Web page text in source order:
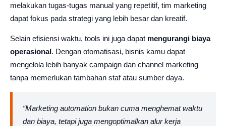
melakukan tugas-tugas manual yang repetitif, tim marketing
dapat fokus pada strategi yang lebih besar dan kreatif.
Selain efisiensi waktu, tools ini juga dapat mengurangi biaya
operasional. Dengan otomatisasi, bisnis kamu dapat
mengelola lebih banyak campaign dan channel marketing
tanpa memerlukan tambahan staf atau sumber daya.
“Marketing automation bukan cuma menghemat waktu
dan biaya, tetapi juga mengoptimalkan alur kerja